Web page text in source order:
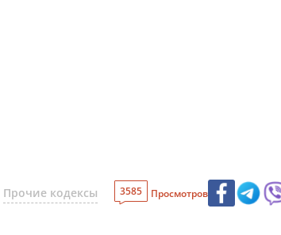
Прочие кодексы 3585 Просмотров